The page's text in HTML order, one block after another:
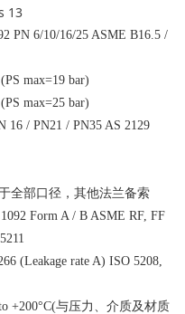
13
PN 6/10/16/25 ASME B16.5 /
max=19 bar)
max=25 bar)
16 / PN21 / PN35 AS 2129
全部口径，其他法兰备索
Form A / B ASME RF, FF
(Leakage rate A) ISO 5208,
+200°C(与压力、介质及材质